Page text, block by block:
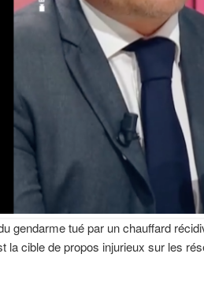
gendarme tué par un chauffard
la cible de propos injurieux sur les